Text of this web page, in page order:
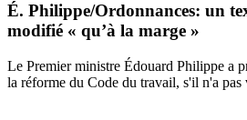
É. Philippe/Ordonnances: un
modifié « qu’à la marge »
Le Premier ministre Édouard Philippe a
la réforme du Code du travail, s'il n'a